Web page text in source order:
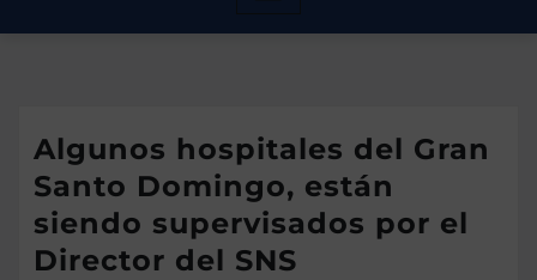
Algunos hospitales del Gran
Santo Domingo, están
siendo supervisados por el
Director del SNS